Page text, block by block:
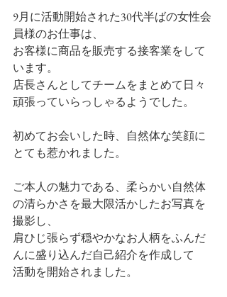
9月に活動開始された30代半ばの女性会
員様のお仕事は、
お客様に商品を販売する接客業をして
います。
店長さんとしてチームをまとめて日々
頑張っていらっしゃるようでした。
初めてお会いした時、自然体な笑顔に
とても惹かれました。
ご本人の魅力である、柔らかい自然体
の清らかさを最大限活かしたお写真を
撮影し、
肩ひじ張らず穏やかなお人柄をふんだ
んに盛り込んだ自己紹介を作成して
活動を開始されました。